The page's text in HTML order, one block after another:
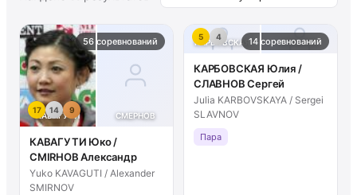
КАВАГУТИ СМЕРНОВ
56 соревнований
17 14 9
КАВАГУТИ Юко /
СМIRНОВ Александр
Yuko KAVAGUTI / Alexander
SMIRNOV
КАРБОВСКАЯ СЛАВНОВ
14 соревнований
5 4
КАРБОВСКАЯ Юлия /
СЛАВНОВ Сергей
Julia KARBOVSKAYA / Sergei
SLAVNOV
Пара